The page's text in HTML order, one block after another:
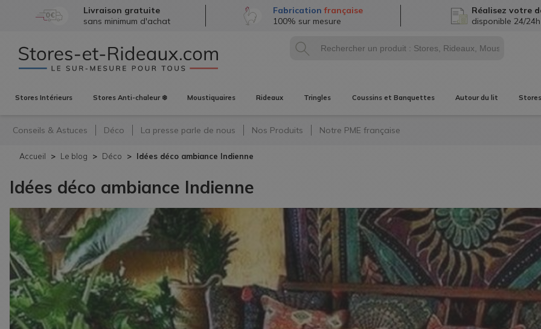
Livraison gratuite
sans minimum d'achat
Fabrication française
100% sur mesure
Réalisezvotre
disponible 24/24h
StoresIntérieurs Stores Anti-chaleur ❄️ Moustiquaires Rideaux Tringles Coussins et Banquettes Autour du lit Stores
Conseils & Astuces Déco La presse parle de nous Nos Produits Notre PME française
Accueil Le blog Déco Idées déco ambiance Indienne
Idées déco ambiance Indienne